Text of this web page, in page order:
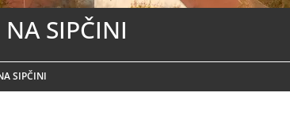
SIPČINI
SIPČINI